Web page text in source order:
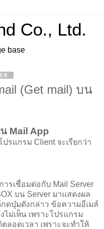
Co., Ltd.
base
(Get mail) บน
Mail App
รแกรม Client จะเรียกว่า
รเชื่อมต่อกับ Mail Server
บน Server มาแสดงผล
ดปุ่มดังกล่าว ข้อความอีเมล์
ไม่เห็น เพราะโปรแกรม
ลอดเวลา เพราะจะทำให้